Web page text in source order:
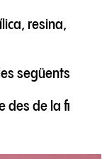
resina,
següents
des de la fi